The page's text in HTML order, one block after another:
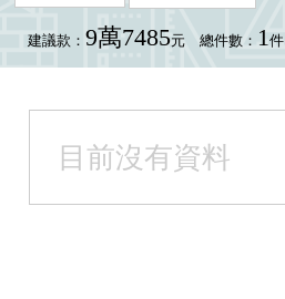
建議款： 9萬7485元 總件數： 1件
目前沒有資料